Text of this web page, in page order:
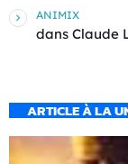
ANIMIX
dans Claude
ARTICLE À LA